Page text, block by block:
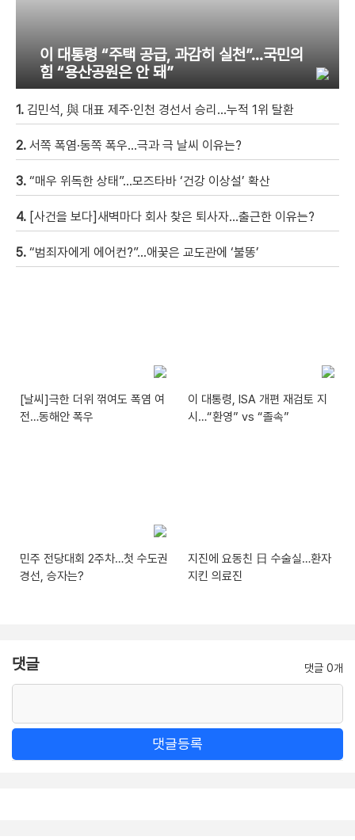
이 대통령 “주택 공급, 과감히 실천”…국민의
힘 “용산공원은 안 돼”
1. 김민석, 與 대표 제주·인천 경선서 승리…누적 1위 탈환
2. 서쪽 폭염·동쪽 폭우…극과 극 날씨 이유는?
3. “매우 위독한 상태”…모즈타바 ‘건강 이상설’ 확산
4. [사건을 보다]새벽마다 회사 찾은 퇴사자…출근한 이유는?
5. “범죄자에게 에어컨?”…애꿎은 교도관에 ‘불똥’
[날씨]극한 더위 꺾여도 폭염 여
전…동해안 폭우
이 대통령, ISA 개편 재검토 지
시…“환영” vs “졸속”
민주 전당대회 2주차…첫 수도권
경선, 승자는?
지진에 요동친 日 수술실…환자
지킨 의료진
댓글 댓글 0개
댓글등록